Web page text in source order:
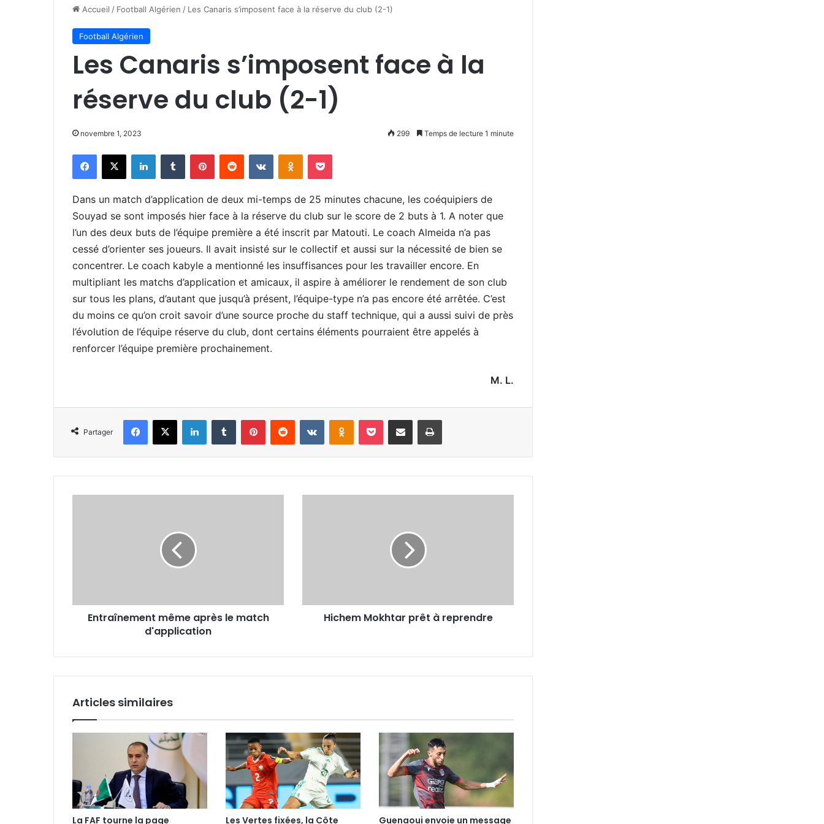
Accueil / Football Algérien / Les Canaris s’imposent face à la réserve du club (2-1)
Football Algérien
Les Canaris s’imposent face à la
réserve du club (2-1)
novembre 1, 2023 299 Temps de lecture 1 minute
Facebook
X LinkedinTumblr PinterestReddit VKontakteOdnoklassniki
Pocket
Dans un match d’application de deux mi-temps de 25 minutes chacune, les coéquipiers de
Souyad se sont imposés hier face à la réserve du club sur le score de 2 buts à 1. A noter que
l’un des deux buts de l’équipe première a été inscrit par Matouti. Le coach Almeida n’a pas
cessé d’orienter ses joueurs. Il avait insisté sur le collectif et aussi sur la nécessité de bien se
concentrer. Le coach kabyle a mentionné les insuffisances pour les travailler encore. En
multipliant les matchs d’application et amicaux, il aspire à améliorer le rendement de son club
sur tous les plans, d’autant que jusqu’à présent, l’équipe-type n’a pas encore été arrêtée. C’est
du moins ce qu’on croit savoir d’une source proche du staff technique, qui a aussi suivi de près
l’évolution de l’équipe réserve du club, dont certains éléments pourraient être appelés à
renforcer l’équipe première prochainement.
M. L.
Partager
Facebook
X LinkedinTumblr PinterestReddit VKontakteOdnoklassniki
Pocket Partager par email Imprimer
Entraînement même après le match
d'application
Hichem Mokhtar prêt à reprendre
Articles similaires
La FAF tourne la page Les Vertes fixées, la Côte Guenaoui envoie un message